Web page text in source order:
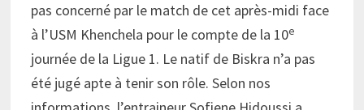
pas concerné par le match de cet après-midi face
à l’USM Khenchela pour le compte de la 10e
journée de la Ligue 1. Le natif de Biskra n’a pas
été jugé apte à tenir son rôle. Selon nos